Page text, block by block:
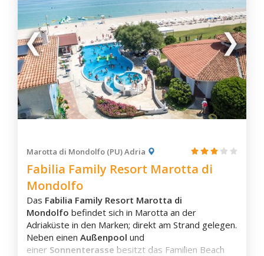
Macerata Feltria
Matelica
Montecassiano
Montefiore dell'Aso
Montefortino
Monteprandone
Monterubbiano
Numana
Offida
Ortezzano
Osimo
Ostra
Ostra Vetere
Pergola
Marotta di Mondolfo (PU) Adria
Fabilia Family Resort Marotta di
Mondolfo
Das Fabilia Family Resort Marotta di
Mondolfo befindet sich in Marotta an der
Adriaküste in den Marken; direkt am Strand gelegen.
Neben einen Außenpool und
einer Sonnenterasse besitzt das Familien Beach